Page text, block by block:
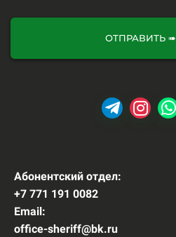
ОТПРАВИТЬ ➠
Абонентский отдел:
+7 771 191 0082
Email:
office-sheriff@bk.ru